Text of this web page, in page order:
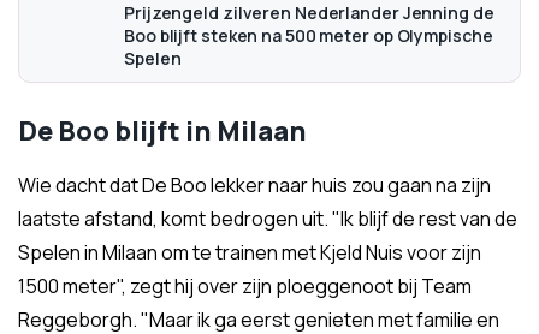
Prijzengeld zilveren Nederlander Jenning de
Boo blijft steken na 500 meter op Olympische
Spelen
De Boo blijft in Milaan
Wie dacht dat De Boo lekker naar huis zou gaan na zijn
laatste afstand, komt bedrogen uit. "Ik blijf de rest van de
Spelen in Milaan om te trainen met Kjeld Nuis voor zijn
1500 meter", zegt hij over zijn ploeggenoot bij Team
Reggeborgh. "Maar ik ga eerst genieten met familie en